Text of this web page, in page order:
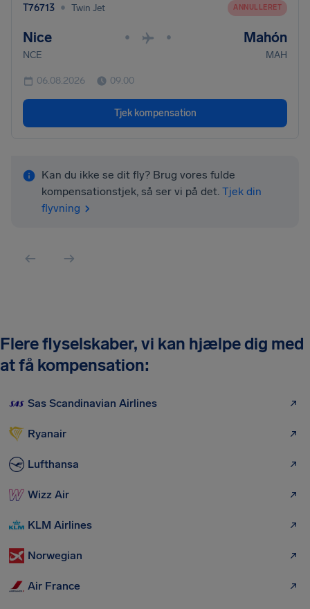
T76713 • Twin Jet ANNULLERET
Nice • • Mahón
NCE MAH
06.08.2026 09.00
Tjek kompensation
Kan du ikke se dit fly? Brug vores fulde
kompensationstjek, så ser vi på det. Tjek din
flyvning
Flere flyselskaber, vi kan hjælpe dig med
at få kompensation:
Sas Scandinavian Airlines
Ryanair
Lufthansa
Wizz Air
KLM Airlines
Norwegian
Air France